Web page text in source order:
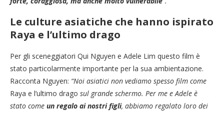
Le culture asiatiche che hanno ispirato
Raya e l’ultimo drago
Per gli sceneggiatori Qui Nguyen e Adele Lim questo film è
stato particolarmente importante per la sua ambientazione.
Racconta Nguyen: “Noi asiatici non vediamo spesso film come
Raya e l’ultimo drago sul grande schermo. Per me e Adele è
stato come un regalo ai nostri figli, abbiamo regalato loro dei